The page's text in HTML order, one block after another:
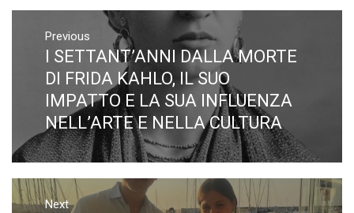
Navigazione
articoli
Previous
Previous
post:
I SETTANT’ANNI DALLA MORTE
DI FRIDA KAHLO, IL SUO
IMPATTO E LA SUA INFLUENZA
NELL’ARTE E NELLA CULTURA
Next